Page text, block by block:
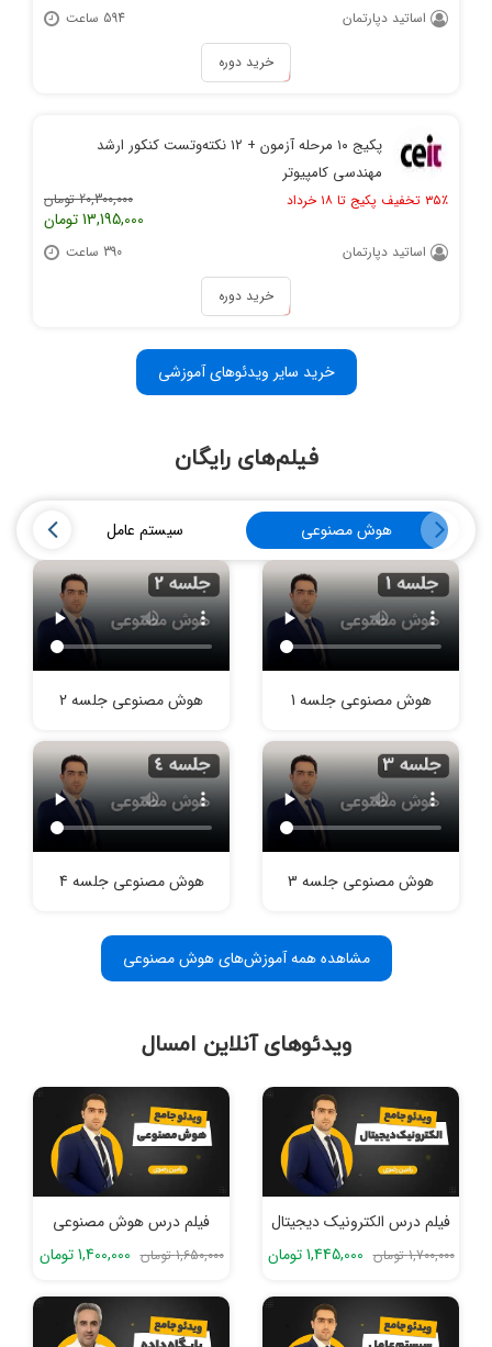
اساتید دپارتمان 594 ساعت
خرید دوره
پکیج ۱۰ مرحله آزمون + ۱۲ نکته‌و‌تست کنکور ارشد
مهندسی کامپیوتر
۳۵٪ تخفیف پکیج تا ۱۸ خرداد 20,300,000 تومان
13,195,000 تومان
اساتید دپارتمان 390 ساعت
خرید دوره
خرید سایر ویدئوهای آموزشی‌
فیلم‌های رایگان
هوش مصنوعی سیستم عامل
هوش مصنوعی جلسه 1 هوش مصنوعی جلسه 2
هوش مصنوعی جلسه 3 هوش مصنوعی جلسه 4
مشاهده همه آموزش‌های هوش مصنوعی
ویدئوهای آنلاین امسال
فیلم درس الکترونیک دیجیتال
1,700,000 تومان
فیلم درس هوش مصنوعی
1,650,000 تومان